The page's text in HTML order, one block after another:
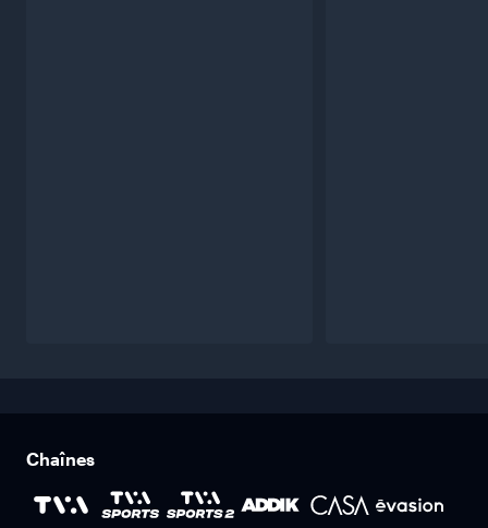
Chaînes